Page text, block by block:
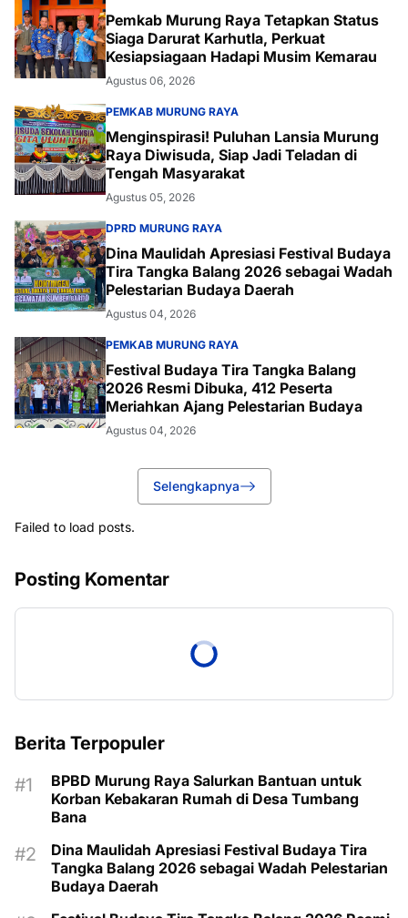
Pemkab Murung Raya Tetapkan Status
Siaga Darurat Karhutla, Perkuat
Kesiapsiagaan Hadapi Musim Kemarau
Agustus 06, 2026
PEMKAB MURUNG RAYA
Menginspirasi! Puluhan Lansia Murung
Raya Diwisuda, Siap Jadi Teladan di
Tengah Masyarakat
Agustus 05, 2026
DPRD MURUNG RAYA
Dina Maulidah Apresiasi Festival Budaya
Tira Tangka Balang 2026 sebagai Wadah
Pelestarian Budaya Daerah
Agustus 04, 2026
PEMKAB MURUNG RAYA
Festival Budaya Tira Tangka Balang
2026 Resmi Dibuka, 412 Peserta
Meriahkan Ajang Pelestarian Budaya
Agustus 04, 2026
Selengkapnya
Failed to load posts.
Posting Komentar
Berita Terpopuler
BPBD Murung Raya Salurkan Bantuan untuk
Korban Kebakaran Rumah di Desa Tumbang
Bana
Dina Maulidah Apresiasi Festival Budaya Tira
Tangka Balang 2026 sebagai Wadah Pelestarian
Budaya Daerah